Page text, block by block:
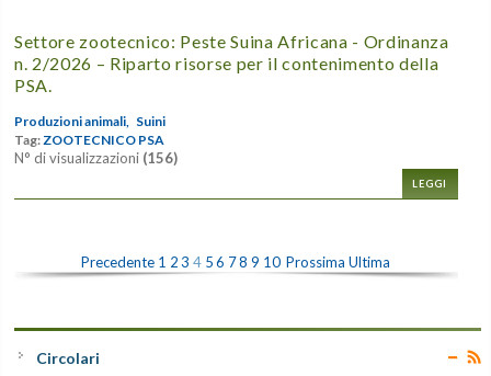
Settore zootecnico: Peste Suina Africana - Ordinanza
n. 2/2026 – Riparto risorse per il contenimento della
PSA.
Produzioni animali,
Suini
Tag: ZOOTECNICO PSA
N° di visualizzazioni (156)
LEGGI
Precedente 1 2 3 4 5 6 78 9 10 Prossima Ultima
Circolari